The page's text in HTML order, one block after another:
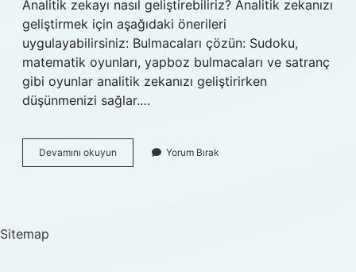
Analitik zekayı nasıl geliştirebiliriz? Analitik zekanızı
geliştirmek için aşağıdaki önerileri
uygulayabilirsiniz: Bulmacaları çözün: Sudoku,
matematik oyunları, yapboz bulmacaları ve satranç
gibi oyunlar analitik zekanızı geliştirirken
düşünmenizi sağlar.…
Devamını okuyun
Düşünme
Yorum Bırak
Sitemap